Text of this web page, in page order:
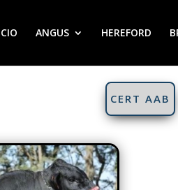
ANGUS HEREFORD
CERT AAB